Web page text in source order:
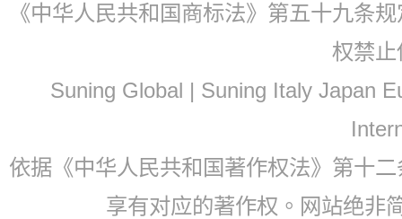
《中华人民共和国商标法》第五十九条
权禁
Suning Global | Suning Italy Japan
依据《中华人民共和国著作权法》第十
享有对应的著作权。网站绝非